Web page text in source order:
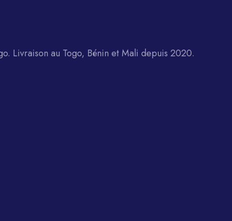
Livraison au Togo, Bénin et Mali depuis 2020.